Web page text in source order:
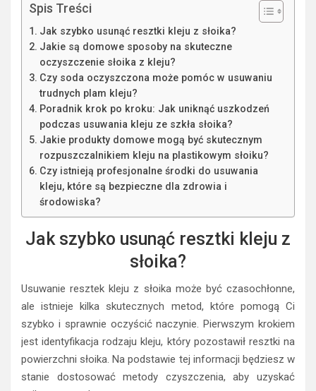
Spis Treści
Jak szybko usunąć resztki kleju z słoika?
Jakie są domowe sposoby na skuteczne
oczyszczenie słoika z kleju?
Czy soda oczyszczona może pomóc w usuwaniu
trudnych plam kleju?
Poradnik krok po kroku: Jak uniknąć uszkodzeń
podczas usuwania kleju ze szkła słoika?
Jakie produkty domowe mogą być skutecznym
rozpuszczalnikiem kleju na plastikowym słoiku?
Czy istnieją profesjonalne środki do usuwania
kleju, które są bezpieczne dla zdrowia i
środowiska?
Jak szybko usunąć resztki kleju z
słoika?
Usuwanie resztek kleju z słoika może być czasochłonne,
ale istnieje kilka skutecznych metod, które pomogą Ci
szybko i sprawnie oczyścić naczynie. Pierwszym krokiem
jest identyfikacja rodzaju kleju, który pozostawił resztki na
powierzchni słoika. Na podstawie tej informacji będziesz w
stanie dostosować metody czyszczenia, aby uzyskać